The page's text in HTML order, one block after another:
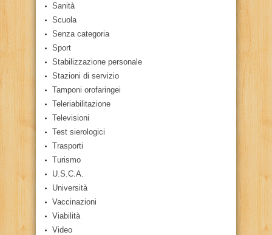
Sanità
Scuola
Senza categoria
Sport
Stabilizzazione personale
Stazioni di servizio
Tamponi orofaringei
Teleriabilitazione
Televisioni
Test sierologici
Trasporti
Turismo
U.S.C.A.
Università
Vaccinazioni
Viabilità
Video